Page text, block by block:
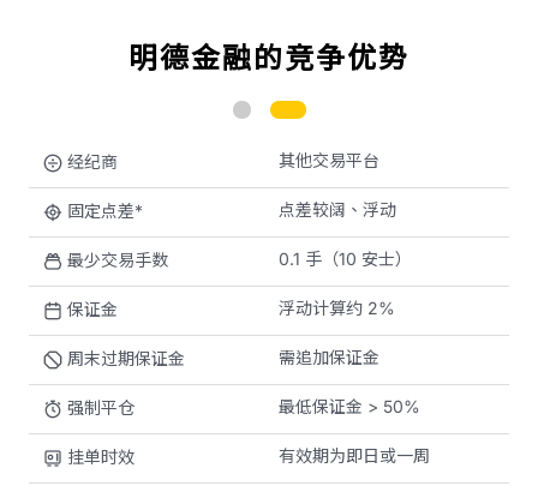
明德金融的竞争优势
经纪商 其他交易平台
固定点差* 点差较阔、浮动
最少交易手数 0.1 手（10 安士）
保证金 浮动计算约 2%
周末过期保证金 需追加保证金
强制平仓 最低保证金 > 50%
挂单时效 有效期为即日或一周